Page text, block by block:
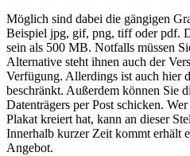
Möglich sind dabei die gängigen
Beispiel jpg, gif, png, tiff oder pdf.
sein als 500 MB. Notfalls müssen
Alternative steht ihnen auch der
Verfügung. Allerdings ist auch hier
beschränkt. Außerdem können Sie
Datenträgers per Post schicken.
Plakat kreiert hat, kann an dieser
Innerhalb kurzer Zeit kommt erhält
Angebot.